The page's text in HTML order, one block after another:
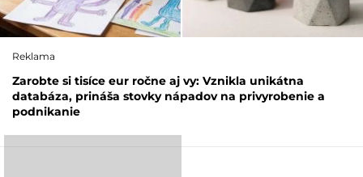
Reklama
Zarobte si tisíce eur ročne aj vy: Vznikla unikátna
databáza, prináša stovky nápadov na privyrobenie a
podnikanie